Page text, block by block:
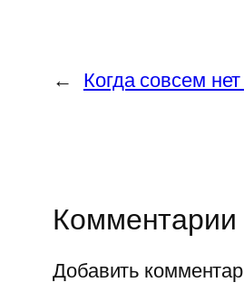
← Когда совсем
Комментарии
Добавить